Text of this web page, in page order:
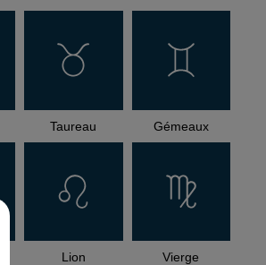
Taureau Gémeaux
Lion Vierge